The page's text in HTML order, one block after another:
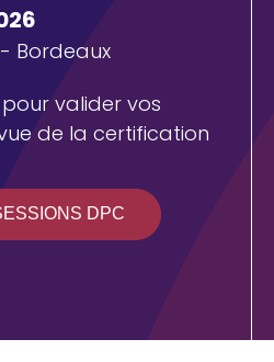
Bordeaux
valider vos
de la certification
DPC